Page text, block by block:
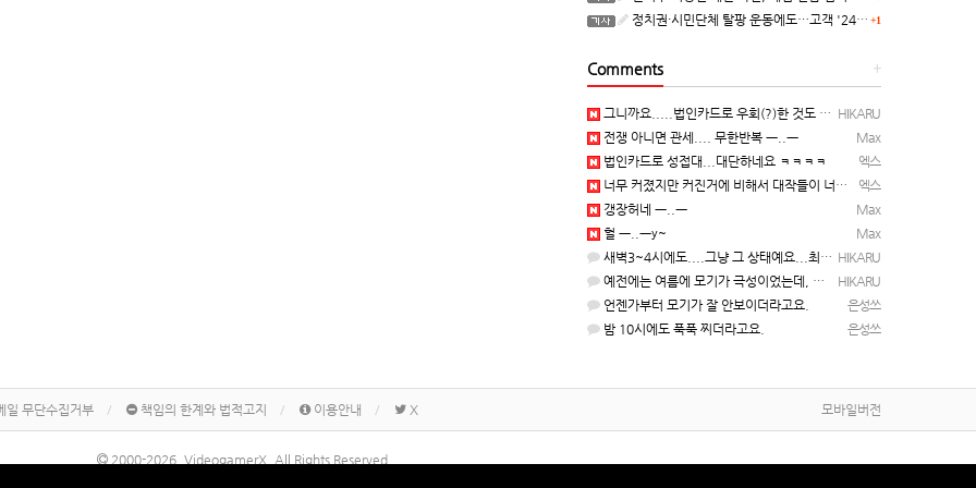
+1
정치권·시민단체 탈팡 운동에도…고객 '2470만명' 원상 회복, "고물가에 돌팡"
+
Comments
HIKARU
그니까요.....법인카드로 우회(?)한 것도 아니고, 대놓고...ㅋ ㅋ)
Max
전쟁 아니면 관세.... 무한반복 ㅡ..ㅡ
엑스
법인카드로 성접대...대단하네요 ㅋㅋㅋㅋ
엑스
너무 커졌지만 커진거에 비해서 대작들이 너무 줄었죠.........
Max
갱장허네 ㅡ..ㅡ
Max
헐 ㅡ..ㅡy~
HIKARU
새벽3~4시에도....그냥 그 상태예요...최근 1주일은....
HIKARU
예전에는 여름에 모기가 극성이었는데, 여름에는 안나오는 것 같은.....ㅎ ㅎ)
은성쓰
언젠가부터 모기가 잘 안보이더라고요.
은성쓰
밤 10시에도 푹푹 찌더라고요.
일 무단수집거부 책임의 한계와 법적고지 이용안내 X 모바일버전
2000-2026, VideogamerX. All Rights Reserved.